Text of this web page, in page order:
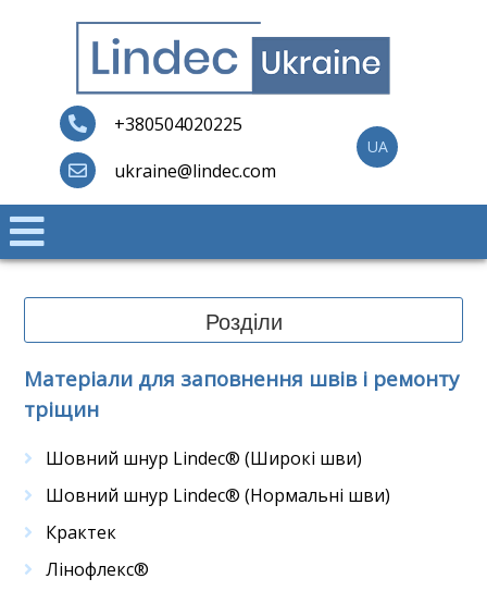
Lindec
+380504020225
ukraine@lindec.com
UA
Розділи
Матеріали для заповнення швів і ремонту
тріщин
Шовний шнур Lindec® (Широкі шви)
Шовний шнур Lindec® (Нормальні шви)
Крактек
Лінофлекс®